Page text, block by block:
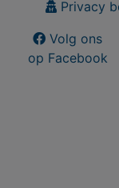
Privacy
Volg ons
op Facebook